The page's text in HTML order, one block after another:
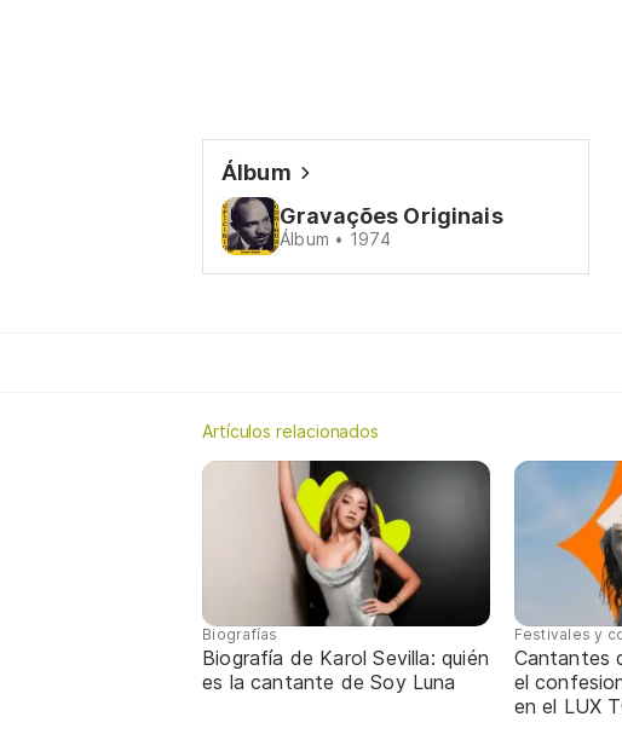
Álbum
Gravações Originais
Álbum • 1974
Artículos relacionados
Biografías
Biografía de Karol Sevilla: quién
es la cantante de Soy Luna
Festivales y
Cantantes
el
en el LUX